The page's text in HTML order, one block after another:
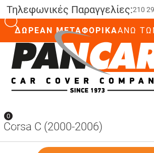
Τηλεφωνικές Παραγγελίες:210
ΔΩΡΕΑΝ ΜΕΤΑΦΟΡΙΚΑΆΝΩ
0
Corsa C (2000-2006)